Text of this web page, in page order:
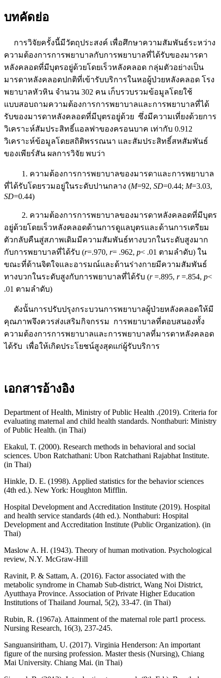
บทคัดย่อ
การวิจัยครั้งนี้มีวัตถุประสงค์ เพื่อศึกษาความสัมพันธ์ระหว่าง
ความต้องการการพยาบาลกับการพยาบาลที่ได้รับของมารดา
หลังคลอดที่มีบุตรอยู่ด้วยโดยเร็วหลังคลอด กลุ่มตัวอย่างเป็น
มารดาหลังคลอดปกติที่เข้ารับบริการในหอผู้ป่วยหลังคลอด โรง
พยาบาลหัวหิน จำนวน 302 คน เก็บรวบรวมข้อมูลโดยใช้
แบบสอบถามความต้องการการพยาบาลและการพยาบาลที่ได้
รับของมารดาหลังคลอดที่มีบุตรอยู่ด้วย ซึ่งมีความเที่ยงด้วยการ
วิเคราะห์สัมประสิทธิ์แอลฟาของครอนบาค เท่ากับ 0.912
วิเคราะห์ข้อมูลโดยสถิติพรรณนา และสัมประสิทธิ์สหสัมพันธ์
ของเพียร์สัน ผลการวิจัย พบว่า
1. ความต้องการการพยาบาลของมารดาและการพยาบาล
ที่ได้รับโดยรวมอยู่ในระดับปานกลาง (M=92, SD=0.44; M=3.03,
SD=0.44)
2. ความต้องการการพยาบาลของมารดาหลังคลอดที่มีบุตร
อยู่ด้วยโดยเร็วหลังคลอดด้านการดูแลบุตรและด้านการเตรียม
ตัวกลับคืนสู่สภาพเดิมมีความสัมพันธ์ทางบวกในระดับสูงมาก
กับการพยาบาลที่ได้รับ (r=.970, r= .962, p< .01 ตามลำดับ) ใน
ขณะที่ด้านจิตใจและอารมณ์และด้านร่างกายมีความสัมพันธ์
ทางบวกในระดับสูงกับการพยาบาลที่ได้รับ (r=.895, r=.854, p<
.01 ตามลำดับ)
ดังนั้นการปรับปรุงกระบวนการพยาบาลผู้ป่วยหลังคลอดให้มี
คุณภาพจึงควรส่งเสริมกิจกรรม การพยาบาลที่ตอบสนองทั้ง
ความต้องการการพยาบาลและการพยาบาลที่มารดาหลังคลอด
ได้รับ เพื่อให้เกิดประโยชน์สูงสุดแก่ผู้รับบริการ
เอกสารอ้างอิง
Department of Health, Ministry of Public Health .(2019). Criteria for
evaluating maternal and child health standards. Nonthaburi: Ministry
of Public Health. (in Thai)
Ekakul, T. (2000). Research methods in behavioral and social
sciences. Ubon Ratchathani: Ubon Ratchathani Rajabhat Institute.
(in Thai)
Hinkle, D. E. (1998). Applied statistics for the behavior sciences
(4th ed.). New York: Houghton Mifflin.
Hospital Development and Accreditation Institute (2019). Hospital
and health service standards (4th ed.). Nonthaburi: Hospital
Development and Accreditation Institute (Public Organization). (in
Thai)
Maslow A. H. (1943). Theory of human motivation. Psychological
review, N.Y. McGraw-Hill
Ravinit, P. & Sattam, A. (2016). Factor associated with the
metabolic syndrome in Chamab Sub-district, Wang Noi District,
Ayutthaya Province. Association of Private Higher Education
Institutions of Thailand Journal, 5(2), 33-47. (in Thai)
Rubin, R. (1967a). Attainment of the maternal role part1 process.
Nursing Research, 16(3), 237-245.
Sanguansiritham, U. (2017). Virginia Henderson: An important
figure of the nursing profession. Master thesis (Nursing), Chiang
Mai University. Chiang Mai. (in Thai)